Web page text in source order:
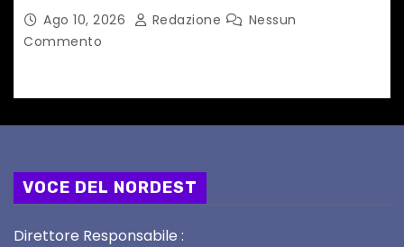
Ago 10, 2026 Redazione
Nessun
Commento
VOCE DEL NORDEST
Direttore Responsabile :